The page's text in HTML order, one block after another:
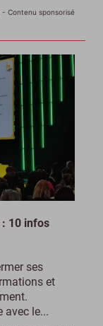
- Contenu sponsorisé
: 10 infos
ses
et
avec le...